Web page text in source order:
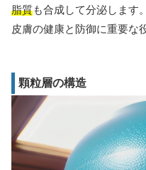
脂質も合成して分泌します
皮膚の健康と防御に重要な
顆粒層の構造